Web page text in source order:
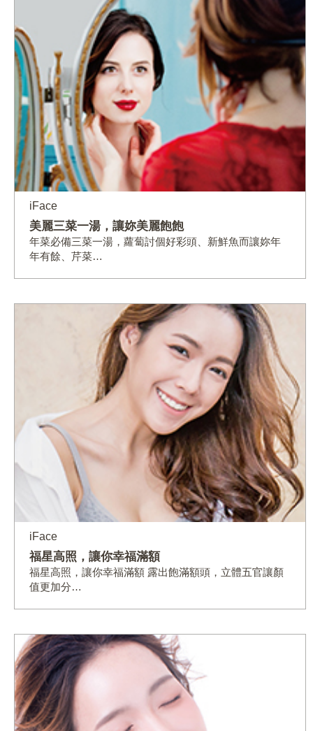
iFace
美麗三菜一湯，讓妳美麗飽飽
年菜必備三菜一湯，蘿蔔討個好彩頭、新鮮魚而讓妳年
年有餘、芹菜…
iFace
福星高照，讓你幸福滿額
福星高照，讓你幸福滿額 露出飽滿額頭，立體五官讓顏
值更加分…